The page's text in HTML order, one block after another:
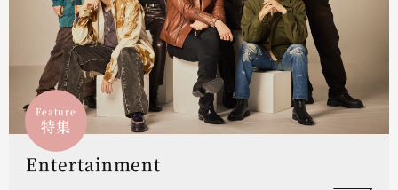
Feature
特集
Entertainment